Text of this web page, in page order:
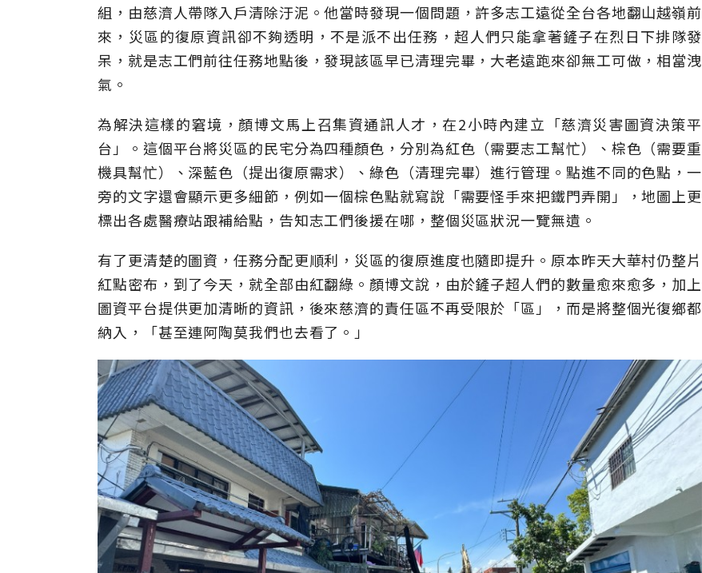
組，由慈濟人帶隊入戶清除汙泥。他當時發現一個問題，許多志工遠從全台各地翻山越嶺前
來，災區的復原資訊卻不夠透明，不是派不出任務，超人們只能拿著鏟子在烈日下排隊發
呆，就是志工們前往任務地點後，發現該區早已清理完畢，大老遠跑來卻無工可做，相當洩
氣。
為解決這樣的窘境，顏博文馬上召集資通訊人才，在2小時內建立「慈濟災害圖資決策平
台」。這個平台將災區的民宅分為四種顏色，分別為紅色（需要志工幫忙）、棕色（需要重
機具幫忙）、深藍色（提出復原需求）、綠色（清理完畢）進行管理。點進不同的色點，一
旁的文字還會顯示更多細節，例如一個棕色點就寫說「需要怪手來把鐵門弄開」，地圖上更
標出各處醫療站跟補給點，告知志工們後援在哪，整個災區狀況一覽無遺。
有了更清楚的圖資，任務分配更順利，災區的復原進度也隨即提升。原本昨天大華村仍整片
紅點密布，到了今天，就全部由紅翻綠。顏博文說，由於鏟子超人們的數量愈來愈多，加上
圖資平台提供更加清晰的資訊，後來慈濟的責任區不再受限於「區」，而是將整個光復鄉都
納入，「甚至連阿陶莫我們也去看了。」